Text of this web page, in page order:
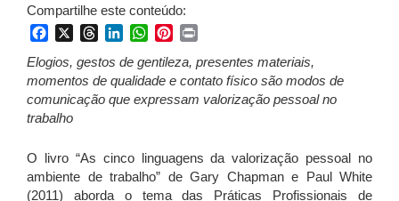
Compartilhe este conteúdo:
FacebookThreadsLinkedInWhatsApp
Pinterest
Elogios, gestos de gentileza, presentes materiais,
momentos de qualidade e contato físico são modos de
comunicação que expressam valorização pessoal no
trabalho
O livro “As cinco linguagens da valorização pessoal no
ambiente de trabalho” de Gary Chapman e Paul White
(2011) aborda o tema das Práticas Profissionais de